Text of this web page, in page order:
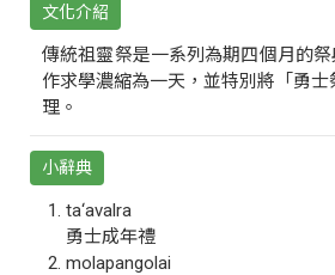
文化介紹
傳統祖靈祭是一系列為期四個月的
作求學濃縮為一天，並特別將「勇士
理。
小辭典
ta‘avalra
勇士成年禮
molapangolai